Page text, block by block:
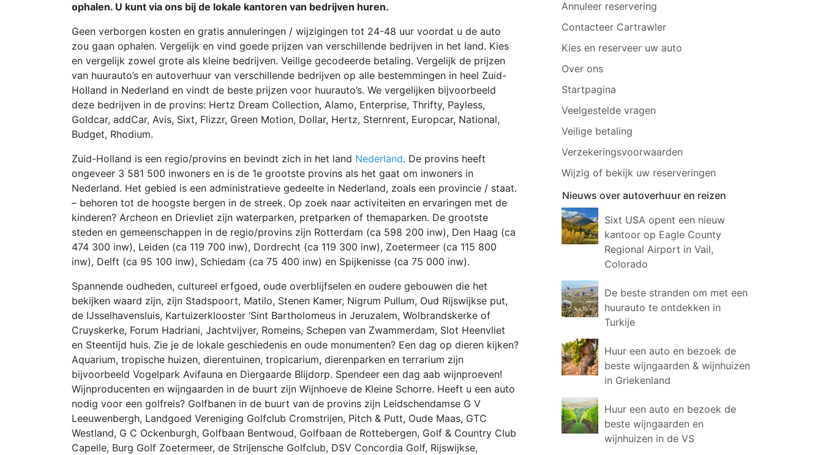
ophalen. U kunt via ons bij de lokale kantoren van bedrijven huren.
Geen verborgen kosten en gratis annuleringen / wijzigingen tot 24-48 uur voordat u de auto
zou gaan ophalen. Vergelijk en vind goede prijzen van verschillende bedrijven in het land. Kies
en vergelijk zowel grote als kleine bedrijven. Veilige gecodeerde betaling. Vergelijk de prijzen
van huurauto’s en autoverhuur van verschillende bedrijven op alle bestemmingen in heel Zuid-
Holland in Nederland en vindt de beste prijzen voor huurauto’s. We vergelijken bijvoorbeeld
deze bedrijven in de provins: Hertz Dream Collection, Alamo, Enterprise, Thrifty, Payless,
Goldcar, addCar, Avis, Sixt, Flizzr, Green Motion, Dollar, Hertz, Sternrent, Europcar, National,
Budget, Rhodium.
Zuid-Holland is een regio/provins en bevindt zich in het land Nederland. De provins heeft
ongeveer 3 581 500 inwoners en is de 1e grootste provins als het gaat om inwoners in
Nederland. Het gebied is een administratieve gedeelte in Nederland, zoals een provincie / staat.
– behoren tot de hoogste bergen in de streek. Op zoek naar activiteiten en ervaringen met de
kinderen? Archeon en Drievliet zijn waterparken, pretparken of themaparken. De grootste
steden en gemeenschappen in de regio/provins zijn Rotterdam (ca 598 200 inw), Den Haag (ca
474 300 inw), Leiden (ca 119 700 inw), Dordrecht (ca 119 300 inw), Zoetermeer (ca 115 800
inw), Delft (ca 95 100 inw), Schiedam (ca 75 400 inw) en Spijkenisse (ca 75 000 inw).
Spannende oudheden, cultureel erfgoed, oude overblijfselen en oudere gebouwen die het
bekijken waard zijn, zijn Stadspoort, Matilo, Stenen Kamer, Nigrum Pullum, Oud Rijswijkse put,
de IJsselhavensluis, Kartuizerklooster ‘Sint Bartholomeus in Jeruzalem, Wolbrandskerke of
Cruyskerke, Forum Hadriani, Jachtvijver, Romeins, Schepen van Zwammerdam, Slot Heenvliet
en Steentijd huis. Zie je de lokale geschiedenis en oude monumenten? Een dag op dieren kijken?
Aquarium, tropische huizen, dierentuinen, tropicarium, dierenparken en terrarium zijn
bijvoorbeeld Vogelpark Avifauna en Diergaarde Blijdorp. Spendeer een dag aab wijnproeven!
Wijnproducenten en wijngaarden in de buurt zijn Wijnhoeve de Kleine Schorre. Heeft u een auto
nodig voor een golfreis? Golfbanen in de buurt van de provins zijn Leidschendamse G V
Leeuwenbergh, Landgoed Vereniging Golfclub Cromstrijen, Pitch & Putt, Oude Maas, GTC
Westland, G C Ockenburgh, Golfbaan Bentwoud, Golfbaan de Rottebergen, Golf & Country Club
Capelle, Burg Golf Zoetermeer, de Strijensche Golfclub, DSV Concordia Golf, Rijswijkse,
Annuleer reservering
Contacteer Cartrawler
Kies en reserveer uw auto
Over ons
Startpagina
Veelgestelde vragen
Veilige betaling
Verzekeringsvoorwaarden
Wijzig of bekijk uw reserveringen
Nieuws over autoverhuur en reizen
Sixt USA opent een nieuw
kantoor op Eagle County
Regional Airport in Vail,
Colorado
De beste stranden om met een
huurauto te ontdekken in
Turkije
Huur een auto en bezoek de
beste wijngaarden & wijnhuizen
in Griekenland
Huur een auto en bezoek de
beste wijngaarden en
wijnhuizen in de VS